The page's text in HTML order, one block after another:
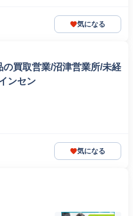
気になる
の買取営業/沼津営業所/未経
ンセン
気になる